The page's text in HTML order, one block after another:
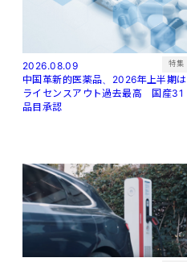
2026.08.09 特集
中国革新的医薬品、2026年上半期は
ライセンスアウト過去最高 国産31
品目承認